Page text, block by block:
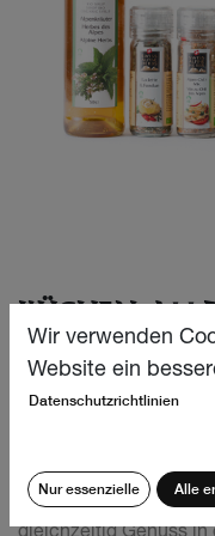
KÜCHEN-
Das ideale
Geschenk für
ideale Wahl, um Ihre
Wir verwenden
Website ein
Datenschutzrichtlinien
Nur essenzielle Alle